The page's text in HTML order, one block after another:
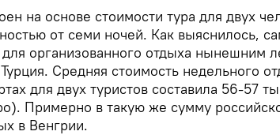
на основе стоимости тура для двух
от семи ночей. Как выяснилось,
организованного отдыха нынешним
Средняя стоимость недельного
для двух туристов составила 56-57
Примерно в такую же сумму
в Венгрии.